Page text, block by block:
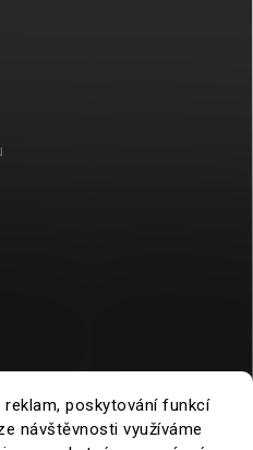
poskytování funkcí
návštěvnosti využíváme
Suchen